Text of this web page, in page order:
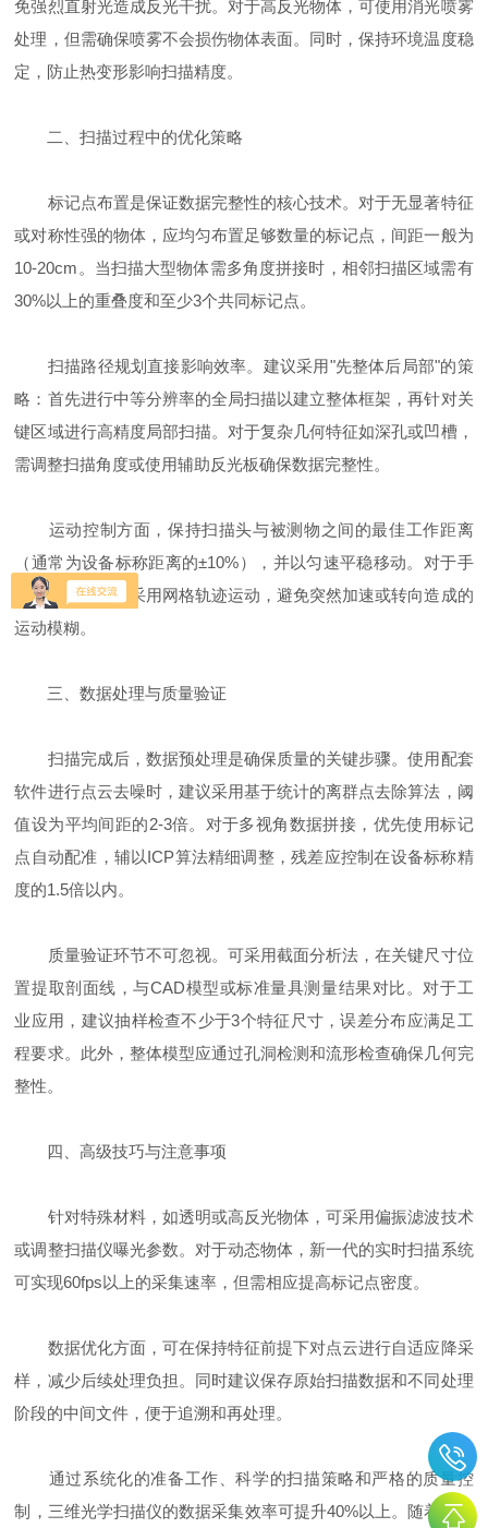
免强烈直射光造成反光干扰。对于高反光物体，可使用消光喷雾
处理，但需确保喷雾不会损伤物体表面。同时，保持环境温度稳
定，防止热变形影响扫描精度。
二、扫描过程中的优化策略
标记点布置是保证数据完整性的核心技术。对于无显著特征
或对称性强的物体，应均匀布置足够数量的标记点，间距一般为
10-20cm。当扫描大型物体需多角度拼接时，相邻扫描区域需有
30%以上的重叠度和至少3个共同标记点。
扫描路径规划直接影响效率。建议采用"先整体后局部"的策
略：首先进行中等分辨率的全局扫描以建立整体框架，再针对关
键区域进行高精度局部扫描。对于复杂几何特征如深孔或凹槽，
需调整扫描角度或使用辅助反光板确保数据完整性。
运动控制方面，保持扫描头与被测物之间的最佳工作距离
（通常为设备标称距离的±10%），并以匀速平稳移动。对于手
持式设备，建议采用网格轨迹运动，避免突然加速或转向造成的
运动模糊。
三、数据处理与质量验证
扫描完成后，数据预处理是确保质量的关键步骤。使用配套
软件进行点云去噪时，建议采用基于统计的离群点去除算法，阈
值设为平均间距的2-3倍。对于多视角数据拼接，优先使用标记
点自动配准，辅以ICP算法精细调整，残差应控制在设备标称精
度的1.5倍以内。
质量验证环节不可忽视。可采用截面分析法，在关键尺寸位
置提取剖面线，与CAD模型或标准量具测量结果对比。对于工
业应用，建议抽样检查不少于3个特征尺寸，误差分布应满足工
程要求。此外，整体模型应通过孔洞检测和流形检查确保几何完
整性。
四、高级技巧与注意事项
针对特殊材料，如透明或高反光物体，可采用偏振滤波技术
或调整扫描仪曝光参数。对于动态物体，新一代的实时扫描系统
可实现60fps以上的采集速率，但需相应提高标记点密度。
数据优化方面，可在保持特征前提下对点云进行自适应降采
样，减少后续处理负担。同时建议保存原始扫描数据和不同处理
阶段的中间文件，便于追溯和再处理。
通过系统化的准备工作、科学的扫描策略和严格的质量控
制，三维光学扫描仪的数据采集效率可提升40%以上。随着人工